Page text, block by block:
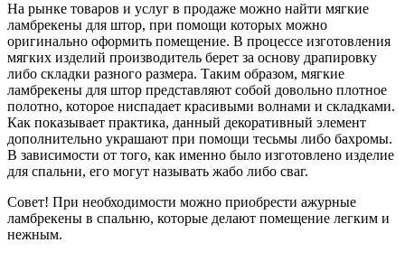
На рынке товаров и услуг в продаже можно найти мягкие
ламбрекены для штор, при помощи которых можно
оригинально оформить помещение. В процессе изготовления
мягких изделий производитель берет за основу драпировку
либо складки разного размера. Таким образом, мягкие
ламбрекены для штор представляют собой довольно плотное
полотно, которое ниспадает красивыми волнами и складками.
Как показывает практика, данный декоративный элемент
дополнительно украшают при помощи тесьмы либо бахромы.
В зависимости от того, как именно было изготовлено изделие
для спальни, его могут называть жабо либо сваг.
Совет! При необходимости можно приобрести ажурные
ламбрекены в спальню, которые делают помещение легким и
нежным.